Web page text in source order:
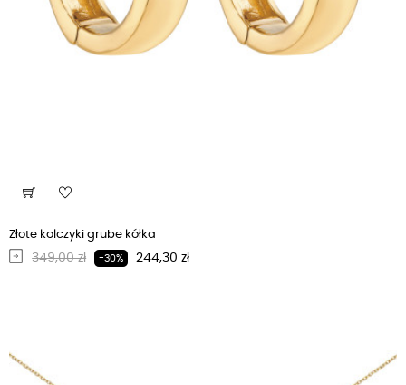
Złote kolczyki grube kółka
Regularna cena
349,00 zł -30% Cena
244,30 zł